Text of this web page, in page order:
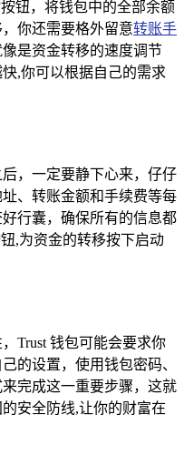
钮，将钱包中的全部余额
你还需要格外留意转账手
是资金转移的速度调节
,你可以根据自己的需求
，一定要静下心来，仔仔
、转账金额和手续费等每
行囊，确保所有的信息都
,为资金的转移按下启动
Trust 钱包可能会要求你
的设置，使用钱包密码、
完成这一重要步骤，这就
安全防线,让你的财富在